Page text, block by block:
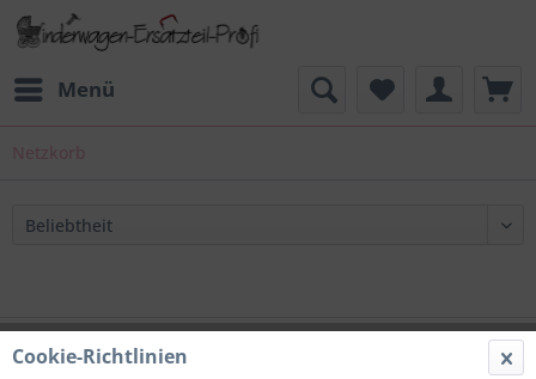
Menü
Netzkorb
Support
Cookie-Richtlinien